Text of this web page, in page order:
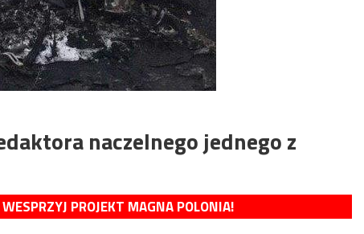
naczelnego jednego z
PROJEKT MAGNA POLONIA!